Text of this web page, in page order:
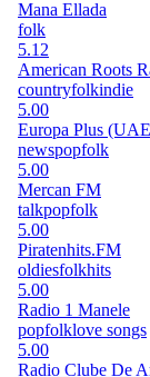
Mana Ellada
folk
5.12
American Roots
countryfolkindie
5.00
Europa Plus
newspopfolk
5.00
Mercan FM
talkpopfolk
5.00
Piratenhits.FM
oldiesfolkhits
5.00
Radio 1 Manele
popfolklove songs
5.00
Radio Clube De